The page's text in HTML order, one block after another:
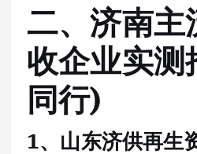
二、济南主
收企业实测
同行)
1、山东济供再生